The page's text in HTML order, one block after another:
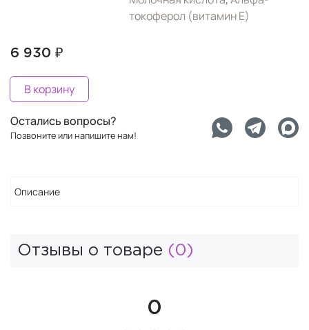
токоферол (витамин Е)
6 930 ₽
В корзину
Остались вопросы?
Позвоните или напишите нам!
Описание
Отзывы о товаре (0)
0